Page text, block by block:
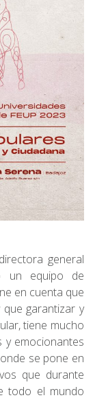
general
un equipo de
en cuenta que
garantizar y
tiene mucho
y emocionantes
se pone en
que durante
todo el mundo